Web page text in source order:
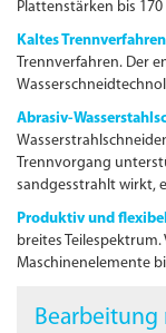
Plattenstärken bis
Kaltes
Trennverfahren. Der
Abrasiv-
Trennvorgang
sandgesstrahlt wirkt,
Produktiv und
breites
Maschinenelemente
Bearbeitung